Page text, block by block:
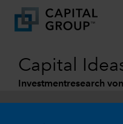
Capital
Investmentresearch